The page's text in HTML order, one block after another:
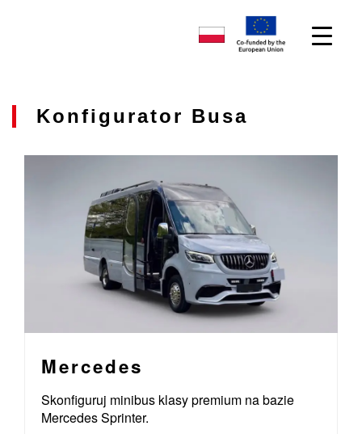
Konfigurator Busa
Mercedes
Skonfiguruj minibus klasy premium na bazie
Mercedes Sprinter.